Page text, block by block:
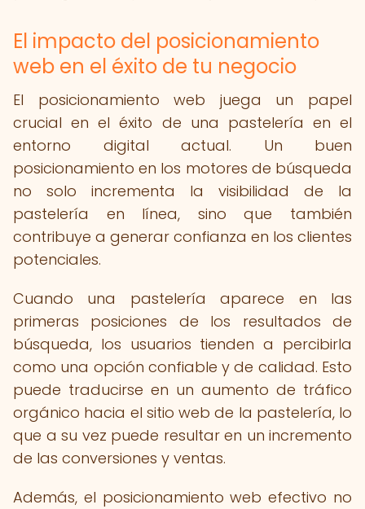
El impacto del posicionamiento
web en el éxito de tu negocio
El posicionamiento web juega un papel
crucial en el éxito de una pastelería en el
entorno digital actual. Un buen
posicionamiento en los motores de búsqueda
no solo incrementa la visibilidad de la
pastelería en línea, sino que también
contribuye a generar confianza en los clientes
potenciales.
Cuando una pastelería aparece en las
primeras posiciones de los resultados de
búsqueda, los usuarios tienden a percibirla
como una opción confiable y de calidad. Esto
puede traducirse en un aumento de tráfico
orgánico hacia el sitio web de la pastelería, lo
que a su vez puede resultar en un incremento
de las conversiones y ventas.
Además, el posicionamiento web efectivo no